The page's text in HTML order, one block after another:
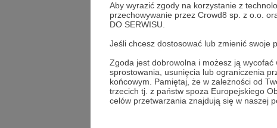
Aby wyrazić zgody na korzystanie z
przechowywanie przez Crowd8 sp. z o.o.
DO SERWISU.
Jeśli chcesz dostosować lub zmienić swoje
Zgoda jest dobrowolna i możesz ją wycofać
sprostowania, usunięcia lub ograniczenia
końcowym. Pamiętaj, że w zależności od
trzecich tj. z państw spoza Europejskiego
celów przetwarzania znajdują się w naszej
Radio